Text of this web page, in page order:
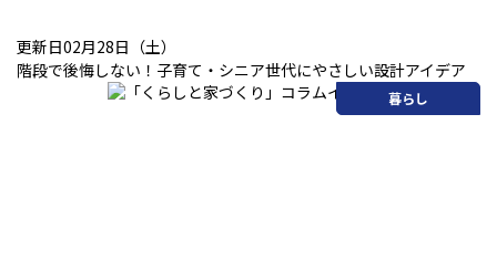
更新日02月28日（土）
階段で後悔しない！子育て・シニア世代にやさしい設計アイデア
暮らし